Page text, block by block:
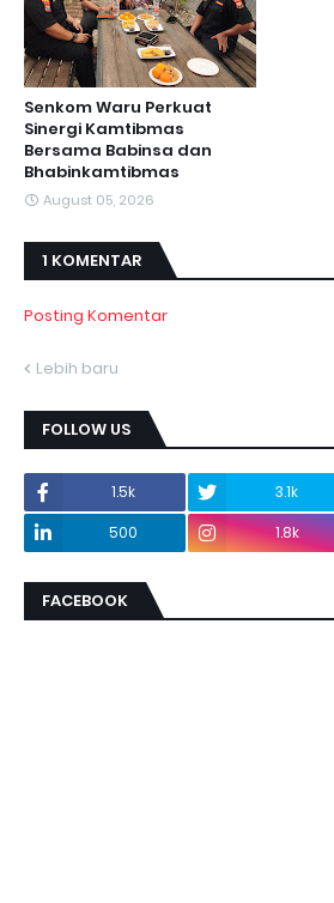
Senkom Waru Perkuat
Sinergi Kamtibmas
Bersama Babinsa dan
Bhabinkamtibmas
August 05, 2026
1 KOMENTAR
Posting Komentar
Lebih baru
FOLLOW US
1.5k 3.1k
500
1.8k
FACEBOOK